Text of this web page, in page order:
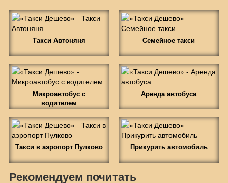
Такси Автоняня Семейное такси
Микроавтобус с
водителем
Аренда автобуса
Такси в аэропорт Пулково Прикурить автомобиль
Рекомендуем почитать